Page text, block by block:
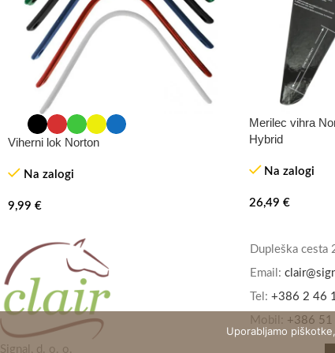
Viherni lok Norton
Na zalogi
9,99 €
Merilec vihra
Hybrid
Na zalogi
26,49 €
Signal, d. o. o.
Dupleška
Email:
Tel: +386 2 46
Mobil: +386
Uporabljamo